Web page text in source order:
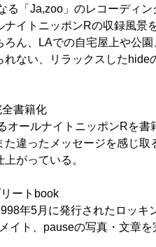
る「Ja,zoo」のレコーディ
ナイトニッポンRの収録風景
ろん、LAでの自宅屋上や公
ない、リラックスしたhide
全書籍化
オールナイトニッポンRを
違ったメッセージを感じ
がっている。
ートbook
年5月に発行されたロッキ
イト、pauseの写真・文章を